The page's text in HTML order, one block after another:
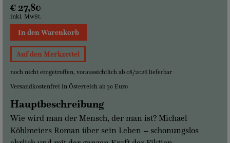
€ 27,80
inkl. MwSt.
In den Warenkorb
Auf den Merkzettel
noch nicht eingetroffen, voraussichtlich ab 08/2026 lieferbar
Versandkostenfrei in Österreich ab 30 Euro
Hauptbeschreibung
Wie wird man der Mensch, der man ist? Michael
Köhlmeiers Roman über sein Leben – schonungslos